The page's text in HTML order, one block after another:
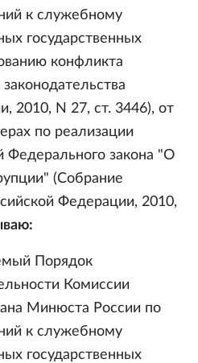
к служебному
государственных
конфликта
2010, N 27, ст. 3446), от
по реализации
закона "О
(Собрание
Федерации, 2010,
Порядок
Комиссии
Минюста России по
к служебному
государственных